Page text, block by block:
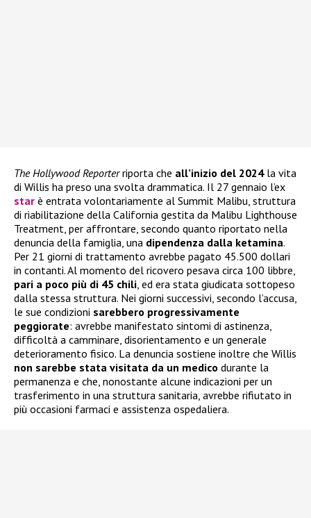
The Hollywood Reporterriporta che all’inizio del 2024la vita
di Willis ha preso una svolta drammatica. Il 27 gennaio l’ex
star è entrata volontariamente al Summit Malibu, struttura
di riabilitazione della California gestita da Malibu Lighthouse
Treatment, per affrontare, secondo quanto riportato nella
denuncia della famiglia, una dipendenza dalla ketamina.
Per 21 giorni di trattamento avrebbe pagato 45.500 dollari
in contanti. Al momento del ricovero pesava circa 100 libbre,
pari a poco più di 45 chili , ed era stata giudicata sottopeso
dalla stessa struttura. Nei giorni successivi, secondo l’accusa,
le sue condizioni sarebbero progressivamente
peggiorate: avrebbe manifestato sintomi di astinenza,
difficoltà a camminare, disorientamento e un generale
deterioramento fisico. La denuncia sostiene inoltre che Willis
non sarebbe stata visitata da un medico durante la
permanenza e che, nonostante alcune indicazioni per un
trasferimento in una struttura sanitaria, avrebbe rifiutato in
più occasioni farmaci e assistenza ospedaliera.